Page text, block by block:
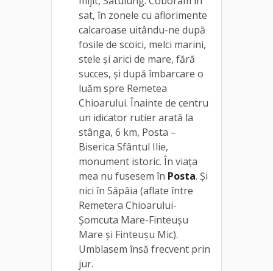
sat, în zonele cu aflorimente
calcaroase uitându-ne după
fosile de scoici, melci marini,
stele și arici de mare, fără
succes, și după îmbarcare o
luăm spre Remetea
Chioarului. Înainte de centru
un idicator rutier arată la
stânga, 6 km, Posta –
Biserica Sfântul Ilie,
monument istoric. În viața
mea nu fusesem în Posta. Și
nici în Săpâia (aflate între
Remetera Chioarului-
Șomcuta Mare-Finteușu
Mare și Finteușu Mic).
Umblasem însă frecvent prin
jur.